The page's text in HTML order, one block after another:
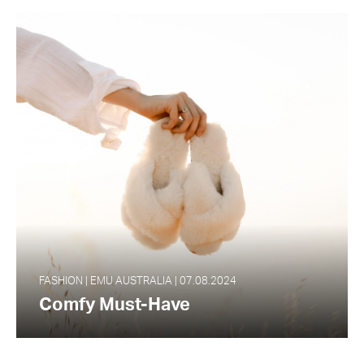
FASHION | EMU AUSTRALIA | 07.08.2024
Comfy Must-Have